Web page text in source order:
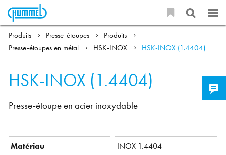
Produits Presse-étoupes
Produits
Presse-étoupes en métal
HSK-INOX HSK-INOX (1.4404)
HSK-INOX (1.4404)
Presse-étoupe en acier inoxydable
Matériau
INOX 1.4404